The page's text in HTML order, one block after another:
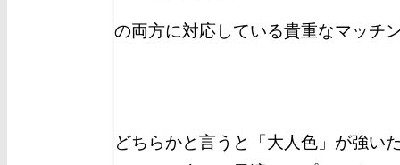
の両方に対応している貴重なマッチ
どちらかと言うと「大人色」が強い